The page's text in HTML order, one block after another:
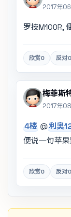
2017年
罗技M100R,
欣赏0 反对0
梅菲斯
2017年
4楼 @利奥
便说一句苹果
欣赏0 反对0